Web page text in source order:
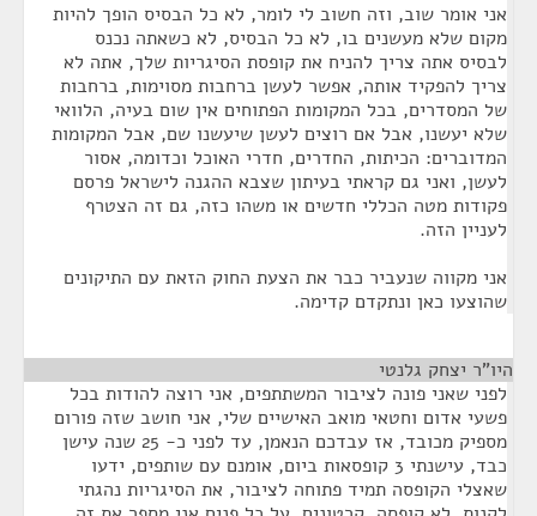
אני אומר שוב, וזה חשוב לי לומר, לא כל הבסיס הופך להיות
מקום שלא מעשנים בו, לא כל הבסיס, לא כשאתה נכנס
לבסיס אתה צריך להניח את קופסת הסיגריות שלך, אתה לא
צריך להפקיד אותה, אפשר לעשן ברחבות מסוימות, ברחבות
של המסדרים, בכל המקומות הפתוחים אין שום בעיה, הלוואי
שלא יעשנו, אבל אם רוצים לעשן שיעשנו שם, אבל המקומות
המדוברים: הכיתות, החדרים, חדרי האוכל וכדומה, אסור
לעשן, ואני גם קראתי בעיתון שצבא ההגנה לישראל פרסם
פקודות מטה הכללי חדשים או משהו כזה, גם זה הצטרף
לעניין הזה.
אני מקווה שנעביר כבר את הצעת החוק הזאת עם התיקונים
שהוצעו כאן ונתקדם קדימה.
היו"ר יצחק גלנטי
לפני שאני פונה לציבור המשתתפים, אני רוצה להודות בכל
פשעי אדום וחטאי מואב האישיים שלי, אני חושב שזה פורום
מספיק מכובד, אז עבדכם הנאמן, עד לפני כ- 25 שנה עישן
כבד, עישנתי 3 קופסאות ביום, אומנם עם שותפים, ידעו
שאצלי הקופסה תמיד פתוחה לציבור, את הסיגריות נהגתי